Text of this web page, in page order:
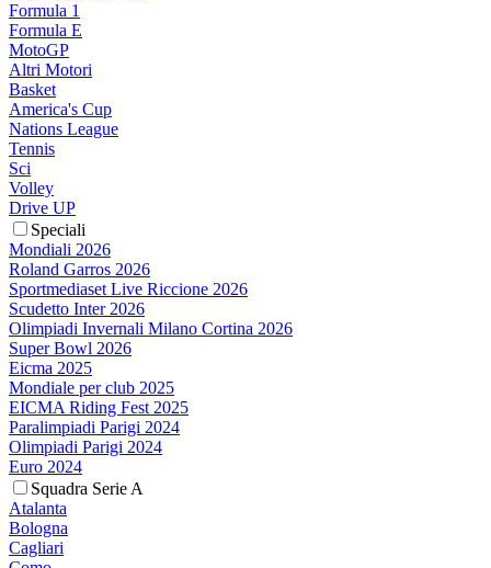
Formula 1
Formula E
MotoGP
Altri Motori
Basket
America's Cup
Nations League
Tennis
Sci
Volley
Drive UP
Speciali
Mondiali 2026
Roland Garros 2026
Sportmediaset Live Riccione 2026
Scudetto Inter 2026
Olimpiadi Invernali Milano Cortina 2026
Super Bowl 2026
Eicma 2025
Mondiale per club 2025
EICMA Riding Fest 2025
Paralimpiadi Parigi 2024
Olimpiadi Parigi 2024
Euro 2024
Squadra Serie A
Atalanta
Bologna
Cagliari